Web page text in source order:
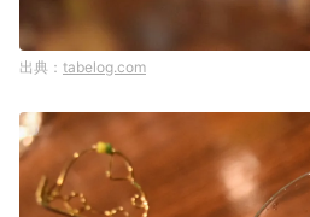
tabelog.com